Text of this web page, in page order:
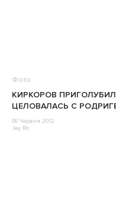
Фото
КИРКОРОВ
ЦЕЛОВАЛАСЬ С
06 Червня 2012
Jey Ro